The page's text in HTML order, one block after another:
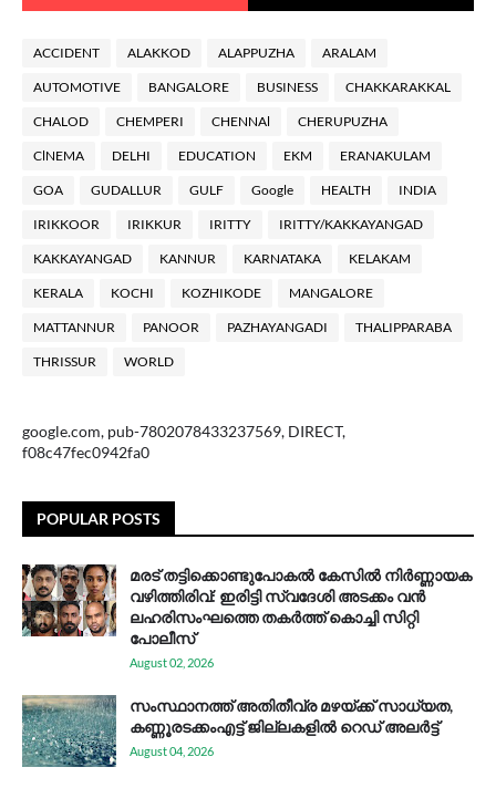
ACCIDENT ALAKKOD ALAPPUZHA ARALAM
AUTOMOTIVE BANGALORE BUSINESS CHAKKARAKKAL
CHALOD CHEMPERI CHENNAl CHERUPUZHA
ClNEMA DELHI EDUCATION EKM ERANAKULAM
GOA GUDALLUR GULF Google HEALTH INDIA
IRIKKOOR IRIKKUR IRITTY IRITTY/KAKKAYANGAD
KAKKAYANGAD KANNUR KARNATAKA KELAKAM
KERALA KOCHI KOZHIKODE MANGALORE
MATTANNUR PANOOR PAZHAYANGADI THALIPPARABA
THRISSUR WORLD
google.com, pub-7802078433237569, DIRECT,
f08c47fec0942fa0
POPULAR POSTS
മരട് തട്ടിക്കൊണ്ടുപോകൽ കേസിൽ നിർണ്ണായക
വഴിത്തിരിവ്: ഇരിട്ടി സ്വദേശി അടക്കം വൻ
ലഹരിസംഘത്തെ തകർത്ത് കൊച്ചി സിറ്റി
പോലീസ്
August 02, 2026
സം​സ്ഥാ​ന​ത്ത് അ​തി​തീ​വ്ര മ​ഴ​യ്ക്ക് സാ​ധ്യ​ത,
കണ്ണൂരടക്കംഎ​ട്ട് ജി​ല്ല​ക​ളി​ൽ റെ​ഡ് അ​ലർ​ട്ട്
August 04, 2026